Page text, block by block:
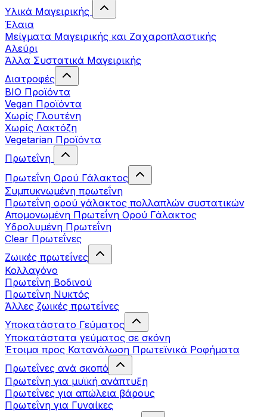
Υλικά Μαγειρικής
Έλαια
Μείγματα Μαγειρικής και Ζαχαροπλαστικής
Αλεύρι
Άλλα Συστατικά Μαγειρικής
Διατροφές
BIO Προϊόντα
Vegan Προϊόντα
Χωρίς Γλουτένη
Χωρίς Λακτόζη
Vegetarian Προϊόντα
Πρωτεΐνη
Πρωτεΐνη Ορού Γάλακτος
Συμπυκνωμένη πρωτεΐνη
Πρωτεΐνη ορού γάλακτος πολλαπλών συστατικών
Απομονωμένη Πρωτεΐνη Ορού Γάλακτος
Υδρολυμένη Πρωτεΐνη
Clear Πρωτεΐνες
Ζωικές πρωτεΐνες
Κολλαγόνο
Πρωτεΐνη Βοδινού
Πρωτεΐνη Νυκτός
Άλλες ζωικές πρωτεΐνες
Υποκατάστατο Γεύματος
Υποκατάστατα γεύματος σε σκόνη
Έτοιμα προς Κατανάλωση Πρωτεϊνικά Ροφήματα
Πρωτεΐνες ανά σκοπό
Πρωτεΐνη για μυϊκή ανάπτυξη
Πρωτεΐνες για απώλεια βάρους
Πρωτεΐνη για Γυναίκες